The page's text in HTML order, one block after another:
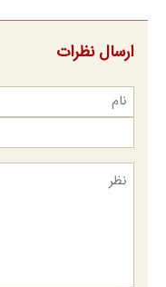
ارسال نظرات